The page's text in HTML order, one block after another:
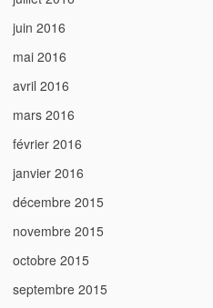
juin 2016
mai 2016
avril 2016
mars 2016
février 2016
janvier 2016
décembre 2015
novembre 2015
octobre 2015
septembre 2015